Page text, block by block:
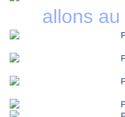
allons